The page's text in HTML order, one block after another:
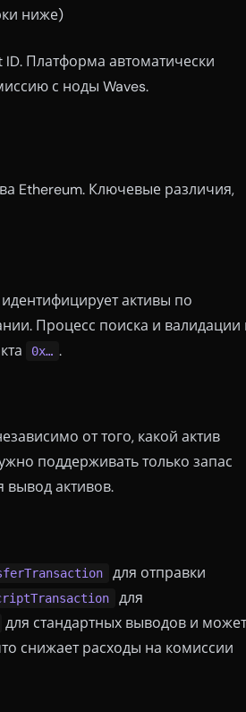
ниже)
Платформа автоматически
с ноды Waves.
Ethereum. Ключевые различия,
активы по
Процесс поиска и валидации
0x… .
от того, какой актив
поддерживать только запас
вывод активов.
для отправки
для
для стандартных выводов и может
снижает расходы на комиссии